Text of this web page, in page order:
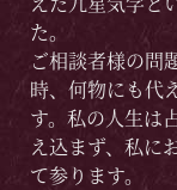
た。
ご相談者様の問
時、何物にも代
す。私の人生は
え込まず、私に
て参ります。